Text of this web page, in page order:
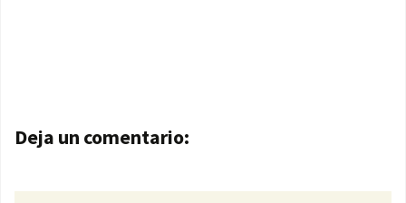
Navegación de entradas
Deja un comentario: